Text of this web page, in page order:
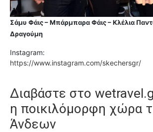
Σάμυ Φάις – Μπάρμπαρα Φάις – Κλέλια
Δραγούμη
Instagram:
https://www.instagram.com/skechersgr/
Διαβάστε στο
η ποικιλόμορφη χώρα
Άνδεων